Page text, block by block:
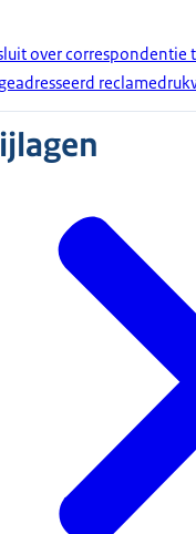
over correspondentie